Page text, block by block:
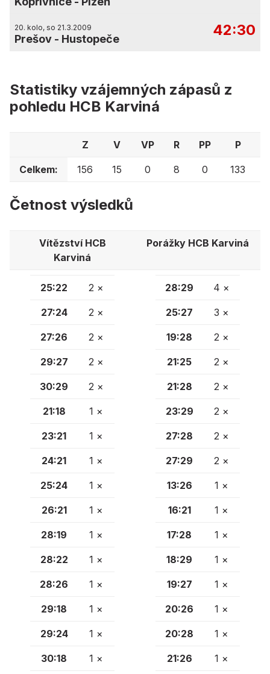
20. kolo, so 21.3.2009
Prešov - Hustopeče
42:30
Statistiky vzájemných zápasů z
pohledu HCB Karviná
Z V VP R PP P
Celkem: 156 15 0 8 0 133
Četnost výsledků
Vítězství HCB
Karviná
Porážky HCB Karviná
25:22 2 ×
27:24 2 ×
27:26 2 ×
29:27 2 ×
30:29 2 ×
21:18 1 ×
23:21 1 ×
24:21 1 ×
25:24 1 ×
26:21 1 ×
28:19 1 ×
28:22 1 ×
28:26 1 ×
29:18 1 ×
29:24 1 ×
30:18 1 ×
28:29 4 ×
25:27 3 ×
19:28 2 ×
21:25 2 ×
21:28 2 ×
23:29 2 ×
27:28 2 ×
27:29 2 ×
13:26 1 ×
16:21 1 ×
17:28 1 ×
18:29 1 ×
19:27 1 ×
20:26 1 ×
20:28 1 ×
21:26 1 ×